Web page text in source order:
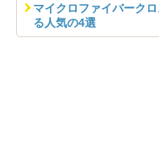
マイクロファイバーク
る人気の4選